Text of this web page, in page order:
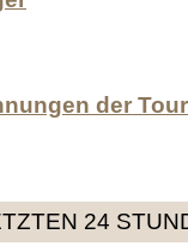
der
24